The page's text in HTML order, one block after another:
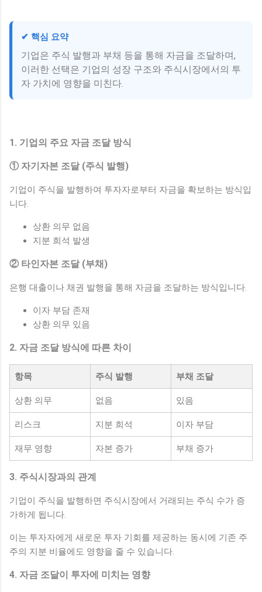
✔ 핵심 요약
기업은 주식 발행과 부채 등을 통해 자금을 조달하며,
이러한 선택은 기업의 성장 구조와 주식시장에서의 투
자 가치에 영향을 미친다.
1. 기업의 주요 자금 조달 방식
① 자기자본 조달 (주식 발행)
기업이 주식을 발행하여 투자자로부터 자금을 확보하는 방식입
니다.
상환 의무 없음
지분 희석 발생
② 타인자본 조달 (부채)
은행 대출이나 채권 발행을 통해 자금을 조달하는 방식입니다.
이자 부담 존재
상환 의무 있음
2. 자금 조달 방식에 따른 차이
항목 주식 발행 부채 조달
상환 의무 없음 있음
리스크 지분 희석 이자 부담
재무 영향 자본 증가 부채 증가
3. 주식시장과의 관계
기업이 주식을 발행하면 주식시장에서 거래되는 주식 수가 증
가하게 됩니다.
이는 투자자에게 새로운 투자 기회를 제공하는 동시에 기존 주
주의 지분 비율에도 영향을 줄 수 있습니다.
4. 자금 조달이 투자에 미치는 영향